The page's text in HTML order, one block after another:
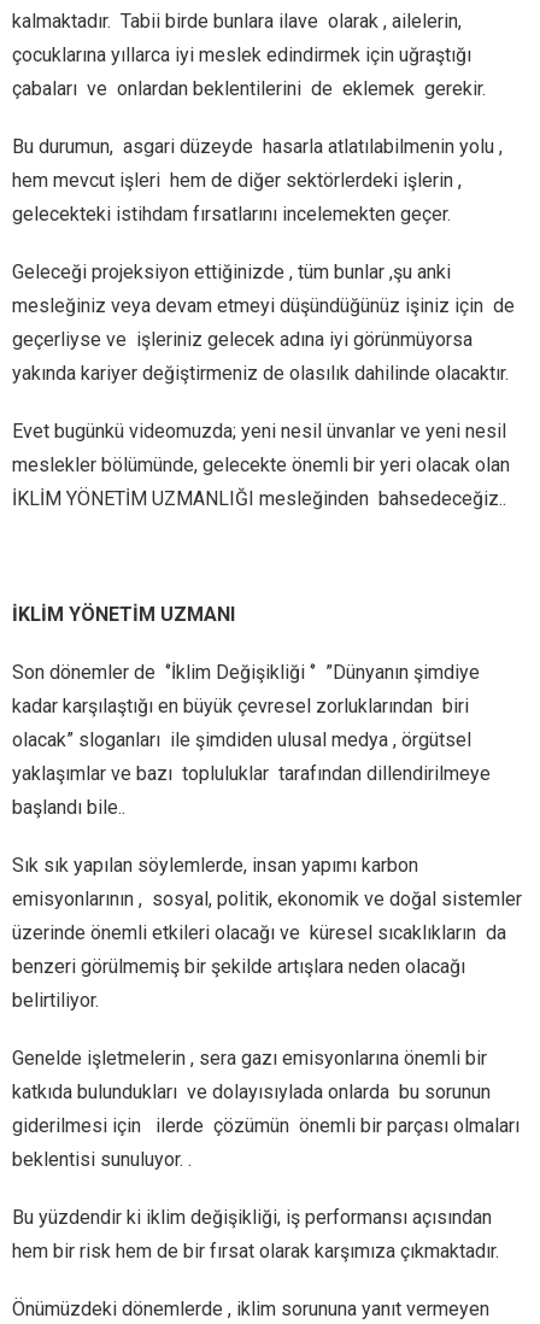
kalmaktadır. Tabii birde bunlara ilave olarak , ailelerin,
çocuklarına yıllarca iyi meslek edindirmek için uğraştığı
çabaları ve onlardan beklentilerini de eklemek gerekir.
Bu durumun, asgari düzeyde hasarla atlatılabilmenin yolu ,
hem mevcut işleri hem de diğer sektörlerdeki işlerin ,
gelecekteki istihdam fırsatlarını incelemekten geçer.
Geleceği projeksiyon ettiğinizde , tüm bunlar ,şu anki
mesleğiniz veya devam etmeyi düşündüğünüz işiniz için de
geçerliyse ve işleriniz gelecek adına iyi görünmüyorsa
yakında kariyer değiştirmeniz de olasılık dahilinde olacaktır.
Evet bugünkü videomuzda; yeni nesil ünvanlar ve yeni nesil
meslekler bölümünde, gelecekte önemli bir yeri olacak olan
İKLİM YÖNETİM UZMANLIĞI mesleğinden bahsedeceğiz..
İKLİM YÖNETİM UZMANI
Son dönemler de ‘’İklim Değişikliği ‘’ ”Dünyanın şimdiye
kadar karşılaştığı en büyük çevresel zorluklarından biri
olacak” sloganları ile şimdiden ulusal medya , örgütsel
yaklaşımlar ve bazı topluluklar tarafından dillendirilmeye
başlandı bile..
Sık sık yapılan söylemlerde, insan yapımı karbon
emisyonlarının , sosyal, politik, ekonomik ve doğal sistemler
üzerinde önemli etkileri olacağı ve küresel sıcaklıkların da
benzeri görülmemiş bir şekilde artışlara neden olacağı
belirtiliyor.
Genelde işletmelerin , sera gazı emisyonlarına önemli bir
katkıda bulundukları ve dolayısıylada onlarda bu sorunun
giderilmesi için
ilerde çözümün önemli bir parçası olmaları
beklentisi sunuluyor. .
Bu yüzdendir ki iklim değişikliği, iş performansı açısından
hem bir risk hem de bir fırsat olarak karşımıza çıkmaktadır.
Önümüzdeki dönemlerde , iklim sorununa yanıt vermeyen